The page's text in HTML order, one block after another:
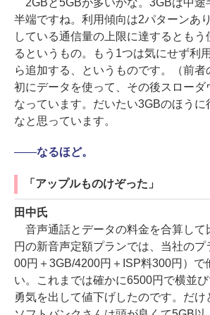
2GBと5GBが多いかな。3GBは中途
半端ですね。利用傾向は2パターンあ
している通信量の上限に達するともう
るというもの。もう1つは気にせず利
ら追加する、というものです。（前者
初にデータを使って、その後スローダ
なっています。だいたい3GBのほうに
なと思っています。
――なるほど。
「アップルものけぞった」
田中氏
音声通話とデータの料金を合算して
円の新音声定額プランでは、当社の
00円＋3GB/4200円＋ISP料300円）で
い。これまでは確かに6500円で横並
勇気を出して値下げしたのです。だけ